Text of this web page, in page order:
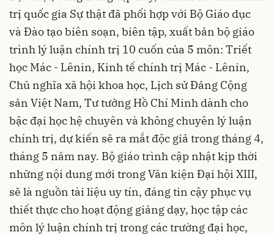
trị quốc gia Sự thật đã phối hợp với Bộ Giáo dục
và Đào tạo biên soạn, biên tập, xuất bản bộ giáo
trình lý luận chính trị 10 cuốn của 5 môn: Triết
học Mác - Lênin, Kinh tế chính trị Mác - Lênin,
Chủ nghĩa xã hội khoa học, Lịch sử Đảng Cộng
sản Việt Nam, Tư tưởng Hồ Chí Minh dành cho
bậc đại học hệ chuyên và không chuyên lý luận
chính trị, dự kiến sẽ ra mắt độc giả trong tháng 4,
tháng 5 năm nay. Bộ giáo trình cập nhật kịp thời
những nội dung mới trong Văn kiện Đại hội XIII,
sẽ là nguồn tài liệu uy tín, đáng tin cậy phục vụ
thiết thực cho hoạt động giảng dạy, học tập các
môn lý luận chính trị trong các trường đại học,